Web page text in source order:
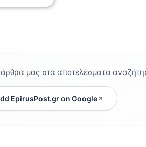
άρθρα μας στα αποτελέσματα
EpirusPost.gr on Google